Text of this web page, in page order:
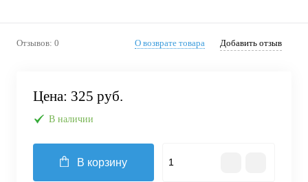
Отзывов: 0 О возврате товара Добавить отзыв
Цена: 325 руб.
В наличии
В корзину